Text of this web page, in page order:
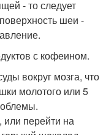
- то следует
шеи -
с кофеином.
вокруг мозга, что
молотого или 5
или перейти на